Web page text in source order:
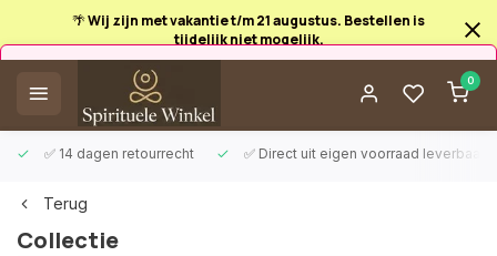
🌴 Wij zijn met vakantie t/m 21 augustus. Bestellen is
tijdelijk niet mogelijk.
0
✅ 14 dagen retourrecht ✅ Direct uit eigen voorraad leverbaar
Afrekenen is uitgeschakeld.
Terug
Collectie